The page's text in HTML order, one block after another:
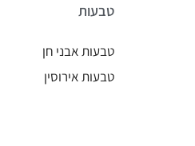
טבעות
טבעות אבני חן
טבעות אירוסין